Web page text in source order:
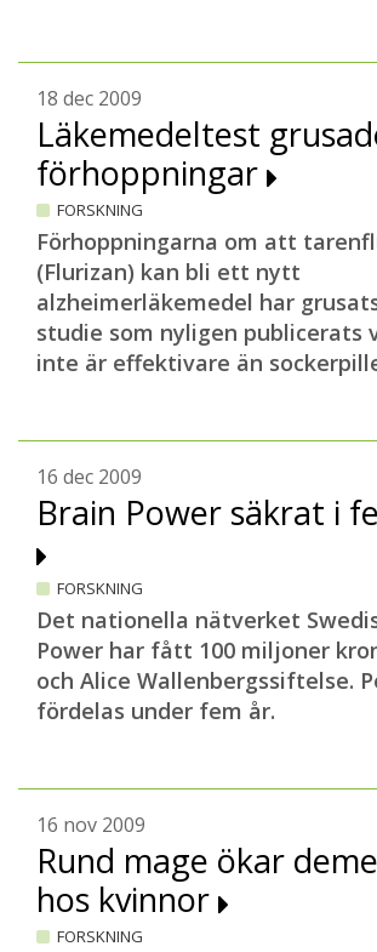
18 dec 2009
Läkemedeltest
förhoppningar
FORSKNING
Förhoppningarna om att
(Flurizan) kan bli ett nytt
alzheimerläkemedel har
studie som nyligen publicerats
inte är effektivare än
16 dec 2009
Brain Power säkrat i
FORSKNING
Det nationella nätverket
Power har fått 100 miljoner
och Alice Wallenbergssiftelse.
fördelas under fem år.
16 nov 2009
Rund mage ökar
hos kvinnor
FORSKNING